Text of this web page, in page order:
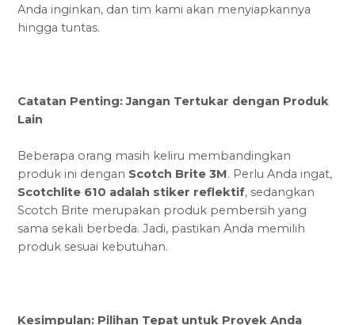
Anda inginkan, dan tim kami akan menyiapkannya
hingga tuntas.
Catatan Penting: Jangan Tertukar dengan Produk
Lain
Beberapa orang masih keliru membandingkan
produk ini dengan Scotch Brite 3M. Perlu Anda ingat,
Scotchlite 610 adalah stiker reflektif, sedangkan
Scotch Brite merupakan produk pembersih yang
sama sekali berbeda. Jadi, pastikan Anda memilih
produk sesuai kebutuhan.
Kesimpulan: Pilihan Tepat untuk Proyek Anda